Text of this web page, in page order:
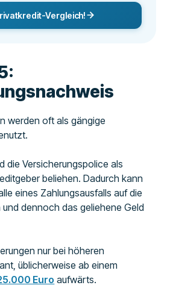
Vergleich!
werden oft als gängige
die Versicherungspolice als
beliehen. Dadurch kann
eines Zahlungsausfalls auf die
dennoch das geliehene Geld
nur bei höheren
üblicherweise ab einem
Euro aufwärts.